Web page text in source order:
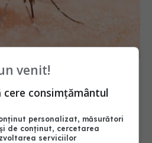
care pune Europa în
se răspândește rapid și
venit!
cere consimțământul
personalizat, măsurători
de conținut, cercetarea
serviciilor